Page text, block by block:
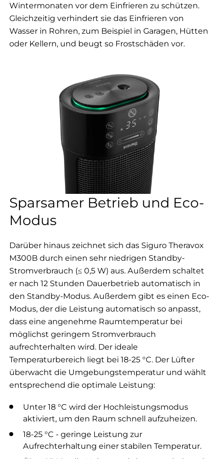
Wintermonaten vor dem Einfrieren zu schützen.
Gleichzeitig verhindert sie das Einfrieren von
Wasser in Rohren, zum Beispiel in Garagen, Hütten
oder Kellern, und beugt so Frostschäden vor.
Sparsamer Betrieb und Eco-
Modus
Darüber hinaus zeichnet sich das Siguro Theravox
M300B durch einen sehr niedrigen Standby-
Stromverbrauch (≤ 0,5 W) aus. Außerdem schaltet
er nach 12 Stunden Dauerbetrieb automatisch in
den Standby-Modus. Außerdem gibt es einen Eco-
Modus, der die Leistung automatisch so anpasst,
dass eine angenehme Raumtemperatur bei
möglichst geringem Stromverbrauch
aufrechterhalten wird. Der ideale
Temperaturbereich liegt bei 18-25 °C. Der Lüfter
überwacht die Umgebungstemperatur und wählt
entsprechend die optimale Leistung:
Unter 18 °C wird der Hochleistungsmodus
aktiviert, um den Raum schnell aufzuheizen.
18-25 °C - geringe Leistung zur
Aufrechterhaltung einer stabilen Temperatur.